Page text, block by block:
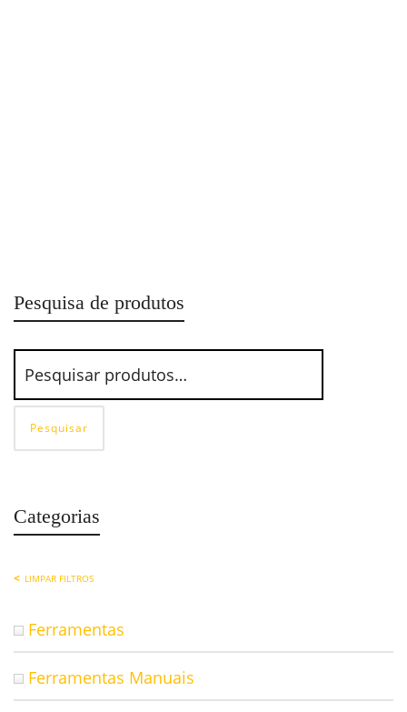
Pesquisa de produtos
Pesquisar
Categorias
LIMPAR FILTROS
Ferramentas
Ferramentas Manuais